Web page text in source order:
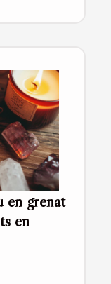
en grenat
en